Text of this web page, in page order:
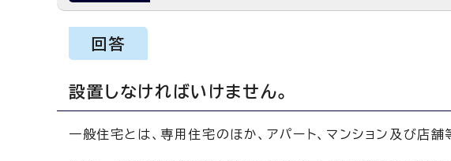
回答
設置しなければいけません。
一般住宅とは、専用住宅のほか、アパート、マンション及び店